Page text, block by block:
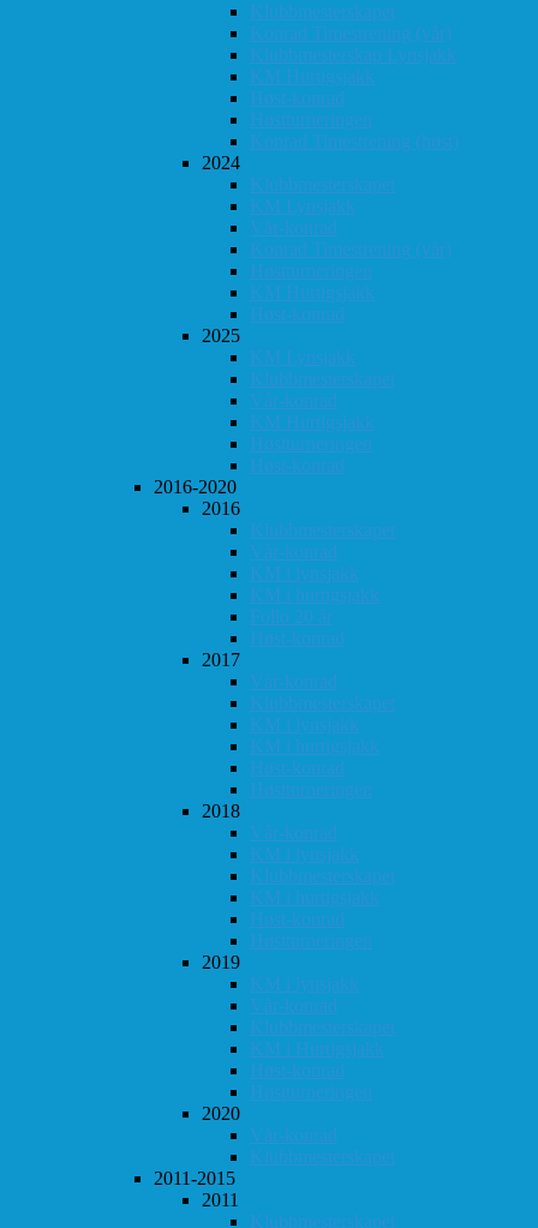
Klubbmesterskapet
Konrad Timestrening (vår)
Klubbmesterskap Lynsjakk
KM Hurtigsjakk
Høst-konrad
Høstturneringen
Konrad Timestrening (høst)
2024
Klubbmesterskapet
KM Lynsjakk
Vår-konrad
Konrad Timestrening (vår)
Høstturneringen
KM Hurtigsjakk
Høst-konrad
2025
KM Lynsjakk
Klubbmesterskapet
Vår-konrad
KM Hurtigsjakk
Høstturneringen
Høst-konrad
2016-2020
2016
Klubbmesterskapet
Vår-konrad
KM i lynsjakk
KM i hurtigsjakk
Follo 20 år
Høst-konrad
2017
Vår-konrad
Klubbmesterskapet
KM i lynsjakk
KM i hurtigsjakk
Høst-konrad
Høstturneringen
2018
Vår-konrad
KM i lynsjakk
Klubbmesterskapet
KM i hurtigsjakk
Høst-konrad
Høstturneringen
2019
KM i lynsjakk
Vår-konrad
Klubbmesterskapet
KM i Hurtigsjakk
Høst-konrad
Høstturneringen
2020
Vår-konrad
Klubbmesterskapet
2011-2015
2011
Klubbmesterskapet